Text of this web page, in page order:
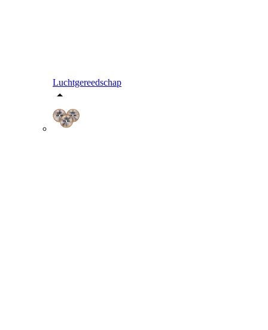
Luchtgereedschap